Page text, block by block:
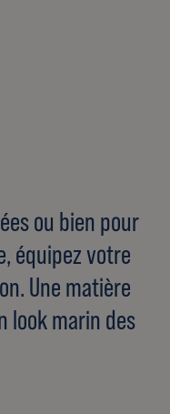
ou bien pour
équipez votre
Une matière
look marin des